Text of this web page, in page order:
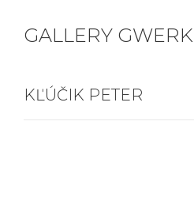
GALLERY GWERK
KĽÚČIK PETER